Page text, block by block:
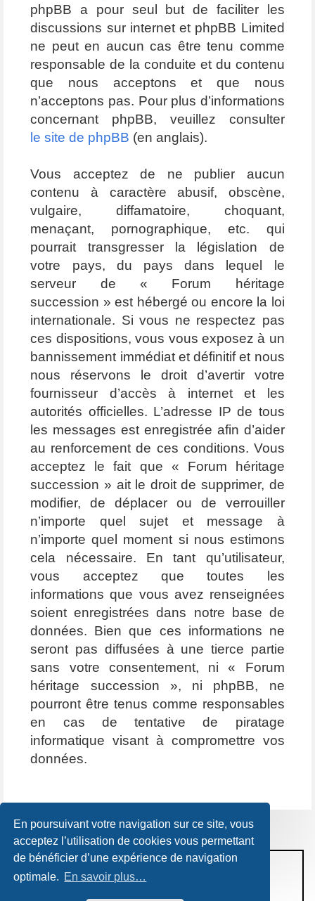
En poursuivant votre navigation sur ce site, vous
acceptez l’utilisation de cookies vous permettant
de bénéficier d’une expérience de navigation
optimale. En savoir plus…
phpBB a pour seul but de faciliter les
discussions sur internet et phpBB Limited
ne peut en aucun cas être tenu comme
responsable de la conduite et du contenu
que nous acceptons et que nous
n’acceptons pas. Pour plus d’informations
concernant phpBB, veuillez consulter
le site de phpBB (en anglais).
Vous acceptez de ne publier aucun
contenu à caractère abusif, obscène,
vulgaire, diffamatoire, choquant,
menaçant, pornographique, etc. qui
pourrait transgresser la législation de
votre pays, du pays dans lequel le
serveur de « Forum héritage
succession » est hébergé ou encore la loi
internationale. Si vous ne respectez pas
ces dispositions, vous vous exposez à un
bannissement immédiat et définitif et nous
nous réservons le droit d’avertir votre
fournisseur d’accès à internet et les
autorités officielles. L’adresse IP de tous
les messages est enregistrée afin d’aider
au renforcement de ces conditions. Vous
acceptez le fait que « Forum héritage
succession » ait le droit de supprimer, de
modifier, de déplacer ou de verrouiller
n’importe quel sujet et message à
n’importe quel moment si nous estimons
cela nécessaire. En tant qu’utilisateur,
vous acceptez que toutes les
informations que vous avez renseignées
soient enregistrées dans notre base de
données. Bien que ces informations ne
seront pas diffusées à une tierce partie
sans votre consentement, ni « Forum
héritage succession », ni phpBB, ne
pourront être tenus comme responsables
en cas de tentative de piratage
informatique visant à compromettre vos
données.
CONDITIONS D’UTILISATION
POLITIQUE DE VIE PRIVÉE